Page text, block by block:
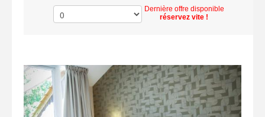
Dernière offre disponible
réservez vite !